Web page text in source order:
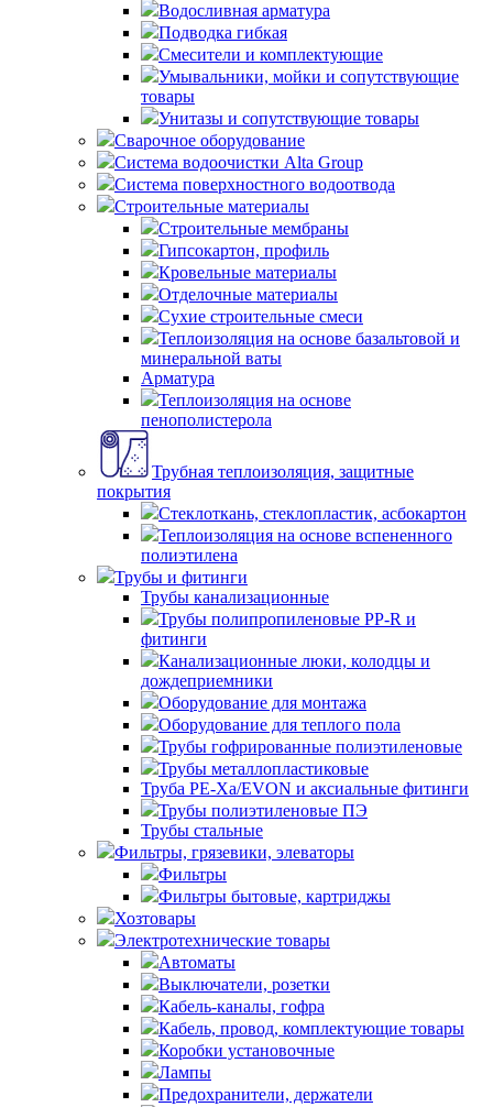
Водосливная арматура
Подводка гибкая
Смесители и комплектующие
Умывальники, мойки и сопутствующие
товары
Унитазы и сопутствующие товары
Сварочное оборудование
Система водоочистки Alta Group
Система поверхностного водоотвода
Строительные материалы
Строительные мембраны
Гипсокартон, профиль
Кровельные материалы
Отделочные материалы
Сухие строительные смеси
Теплоизоляция на основе базальтовой и
минеральной ваты
Арматура
Теплоизоляция на основе
пенополистерола
Трубная теплоизоляция, защитные
покрытия
Стеклоткань, стеклопластик, асбокартон
Теплоизоляция на основе вспененного
полиэтилена
Трубы и фитинги
Трубы канализационные
Трубы полипропиленовые PP-R и
фитинги
Канализационные люки, колодцы и
дождеприемники
Оборудование для монтажа
Оборудование для теплого пола
Трубы гофрированные полиэтиленовые
Трубы металлопластиковые
Труба PE-Xa/EVON и аксиальные фитинги
Трубы полиэтиленовые ПЭ
Трубы стальные
Фильтры, грязевики, элеваторы
Фильтры
Фильтры бытовые, картриджы
Хозтовары
Электротехнические товары
Автоматы
Выключатели, розетки
Кабель-каналы, гофра
Кабель, провод, комплектующие товары
Коробки установочные
Лампы
Предохранители, держатели